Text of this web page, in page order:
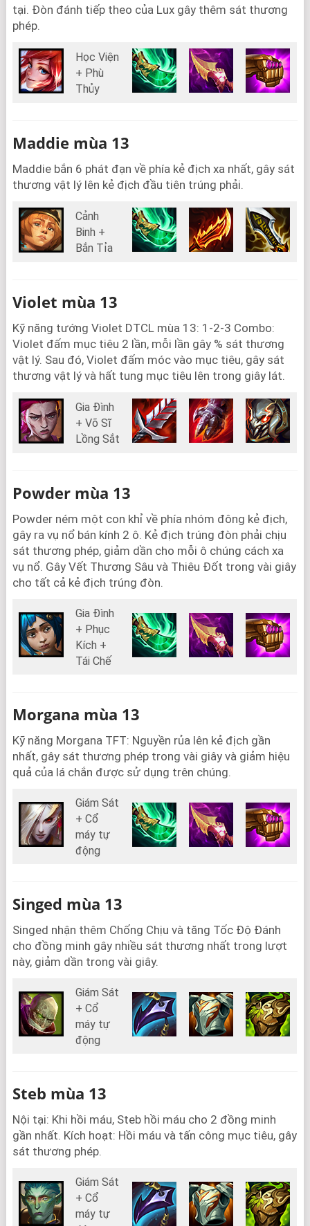
tại. Đòn đánh tiếp theo của Lux gây thêm sát thương
phép.
Học Viện
+ Phù
Thủy
Maddie mùa 13
Maddie bắn 6 phát đạn về phía kẻ địch xa nhất, gây sát
thương vật lý lên kẻ địch đầu tiên trúng phải.
Cảnh
Binh +
Bắn Tỉa
Violet mùa 13
Kỹ năng tướng Violet DTCL mùa 13: 1-2-3 Combo:
Violet đấm mục tiêu 2 lần, mỗi lần gây % sát thương
vật lý. Sau đó, Violet đấm móc vào mục tiêu, gây sát
thương vật lý và hất tung mục tiêu lên trong giây lát.
Gia Đình
+ Võ Sĩ
Lồng Sắt
Powder mùa 13
Powder ném một con khỉ về phía nhóm đông kẻ địch,
gây ra vụ nổ bán kính 2 ô. Kẻ địch trúng đòn phải chịu
sát thương phép, giảm dần cho mỗi ô chúng cách xa
vụ nổ. Gây Vết Thương Sâu và Thiêu Đốt trong vài giây
cho tất cả kẻ địch trúng đòn.
Gia Đình
+ Phục
Kích +
Tái Chế
Morgana mùa 13
Kỹ năng Morgana TFT: Nguyền rủa lên kẻ địch gần
nhất, gây sát thương phép trong vài giây và giảm hiệu
quả của lá chắn được sử dụng trên chúng.
Giám Sát
+ Cổ
máy tự
động
Singed mùa 13
Singed nhận thêm Chống Chịu và tăng Tốc Độ Đánh
cho đồng minh gây nhiều sát thương nhất trong lượt
này, giảm dần trong vài giây.
Giám Sát
+ Cổ
máy tự
động
Steb mùa 13
Nội tại: Khi hồi máu, Steb hồi máu cho 2 đồng minh
gần nhất. Kích hoạt: Hồi máu và tấn công mục tiêu, gây
sát thương phép.
Giám Sát
+ Cổ
máy tự